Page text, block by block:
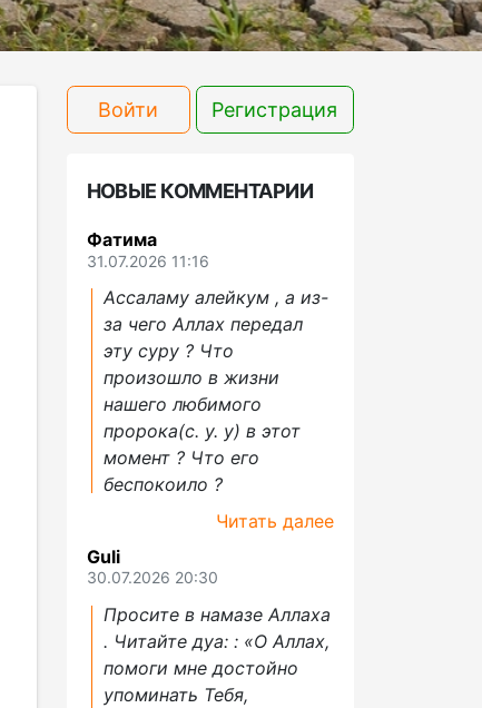
Войти Регистрация
НОВЫЕ КОММЕНТАРИИ
Фатима
31.07.2026 11:16
Ассаламу алейкум , а из-
за чего Аллах передал
эту суру ? Что
произошло в жизни
нашего любимого
пророка(с. у. у) в этот
момент ? Что его
беспокоило ?
Читать далее
Guli
30.07.2026 20:30
Просите в намазе Аллаха
. Читайте дуа: : «О Аллах,
помоги мне достойно
упоминать Тебя,